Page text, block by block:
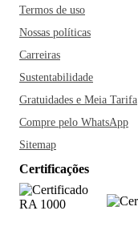
Termos de uso
Nossas políticas
Carreiras
Sustentabilidade
Gratuidades e Meia Tarifa
Compre pelo WhatsApp
Sitemap
Certificações